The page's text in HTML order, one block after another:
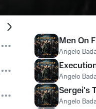
Men On
Angelo
Angelo
Sergei's
Angelo